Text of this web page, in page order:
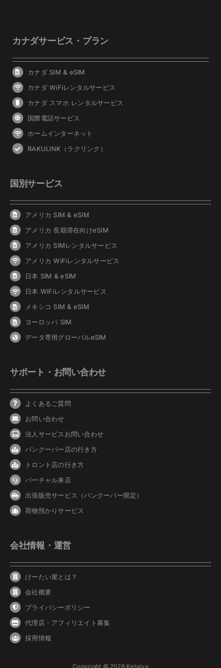
カナダサービス・プラン
カナダ SIM & eSIM
カナダ WiFiレンタルサービス
カナダ スマホ レンタルサービス
国際電話サービス
ホームインターネット
RAKULINK（ラクリンク）
国別サービス
アメリカ SIM & eSIM
アメリカ 長期滞在向けeSIM
アメリカ SIMレンタルサービス
アメリカ WiFiレンタルサービス
日本 SIM & eSIM
日本 WiFiレンタルサービス
メキシコ SIM & eSIM
ヨーロッパ SIM
データ専用グローバルeSIM
サポート・お問い合わせ
よくあるご質問
お問い合わせ
法人サービスお問い合わせ
バンクーバー 店の行き方
トロント店の行き方
バーチャル来店
出張販売サービス（バンクーバー限定）
荷物預かりサービス
会社情報・運営
けーたい屋とは？
会社概要
プライバシーポリシー
代理店・アフィリエイト募集
採用情報
Copyright © 2026 Ketaiya